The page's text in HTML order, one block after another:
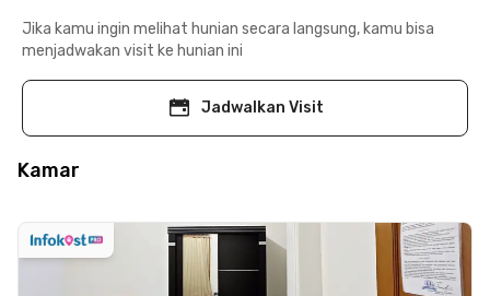
Jika kamu ingin melihat hunian secara langsung, kamu bisa
menjadwakan visit ke hunian ini
Jadwalkan Visit
Kamar